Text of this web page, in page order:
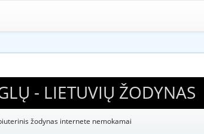
- LIETUVIŲ ŽODYNAS
žodynas internete nemokamai